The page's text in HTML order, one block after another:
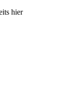
hier